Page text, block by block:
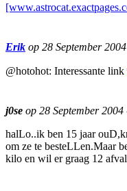
Erik op 28 September
@hotohot: Interessante link
j0se op 28 September
halLo..ik ben 15 jaar
om ze te besteLLen.Maar
kilo en wil er graag 12